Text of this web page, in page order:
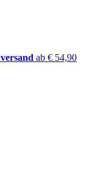
ab € 54,90